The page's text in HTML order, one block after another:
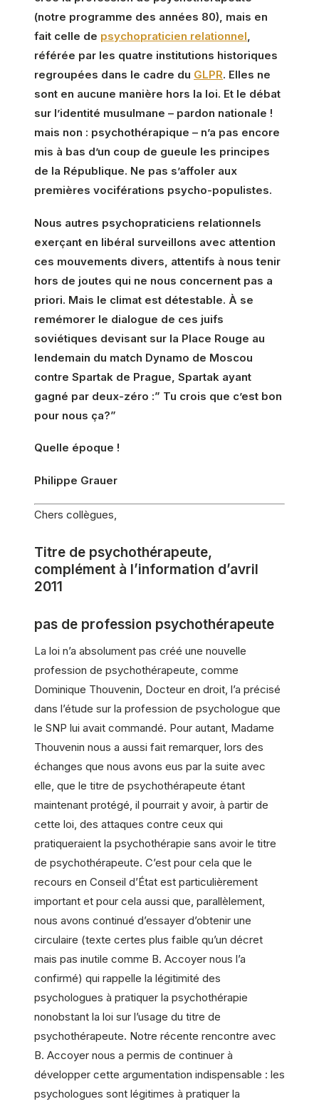
(notre programme des années 80), mais en
fait celle de psychopraticien relationnel
référée par les quatre institutions historiques
regroupées dans le cadre du GLPR. Elles ne
sont en aucune manière hors la loi. Et le débat
sur l’identité musulmane – pardon nationale !
mais non : psychothérapique – n’a pas encore
mis à bas d’un coup de gueule les principes
de la République. Ne pas s’affoler aux
premières vociférations psycho-populistes.
Nous autres psychopraticiens relationnels
exerçant en libéral surveillons avec attention
ces mouvements divers, attentifs à nous tenir
hors de joutes qui ne nous concernent pas a
priori. Mais le climat est détestable. À se
remémorer le dialogue de ces juifs
soviétiques devisant sur la Place Rouge au
lendemain du match Dynamo de Moscou
contre Spartak de Prague, Spartak ayant
gagné par deux-zéro :” Tu crois que c’est bon
pour nous ça?”
Quelle époque !
Philippe Grauer
Chers collègues,
Titre de psychothérapeute,
complément à l’information d’avril
2011
pas de profession psychothérapeute
La loi n’a absolument pas créé une nouvelle
profession de psychothérapeute, comme
Dominique Thouvenin, Docteur en droit, l’a précisé
dans l’étude sur la profession de psychologue que
le SNP lui avait commandé. Pour autant, Madame
Thouvenin nous a aussi fait remarquer, lors des
échanges que nous avons eus par la suite avec
elle, que le titre de psychothérapeute étant
maintenant protégé, il pourrait y avoir, à partir de
cette loi, des attaques contre ceux qui
pratiqueraient la psychothérapie sans avoir le titre
de psychothérapeute. C’est pour cela que le
recours en Conseil d’État est particulièrement
important et pour cela aussi que, parallèlement,
nous avons continué d’essayer d’obtenir une
circulaire (texte certes plus faible qu’un décret
mais pas inutile comme B. Accoyer nous l’a
confirmé) qui rappelle la légitimité des
psychologues à pratiquer la psychothérapie
nonobstant la loi sur l’usage du titre de
psychothérapeute. Notre récente rencontre avec
B. Accoyer nous a permis de continuer à
développer cette argumentation indispensable : les
psychologues sont légitimes à pratiquer la